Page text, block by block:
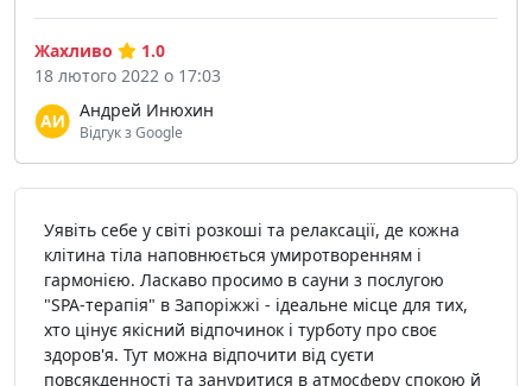
Уявіть себе у світі розкоші та релаксації, де кожна
клітина тіла наповнюється умиротворенням і
гармонією. Ласкаво просимо в сауни з послугою
"SPA-терапія" в Запоріжжі - ідеальне місце для тих,
хто цінує якісний відпочинок і турботу про своє
здоров'я. Тут можна відпочити від суєти
повсякденності та зануритися в атмосферу спокою й
Андрей Инюхин
Відгук з Google
Жахливо
1.0
18 лютого 2022 о 17:03